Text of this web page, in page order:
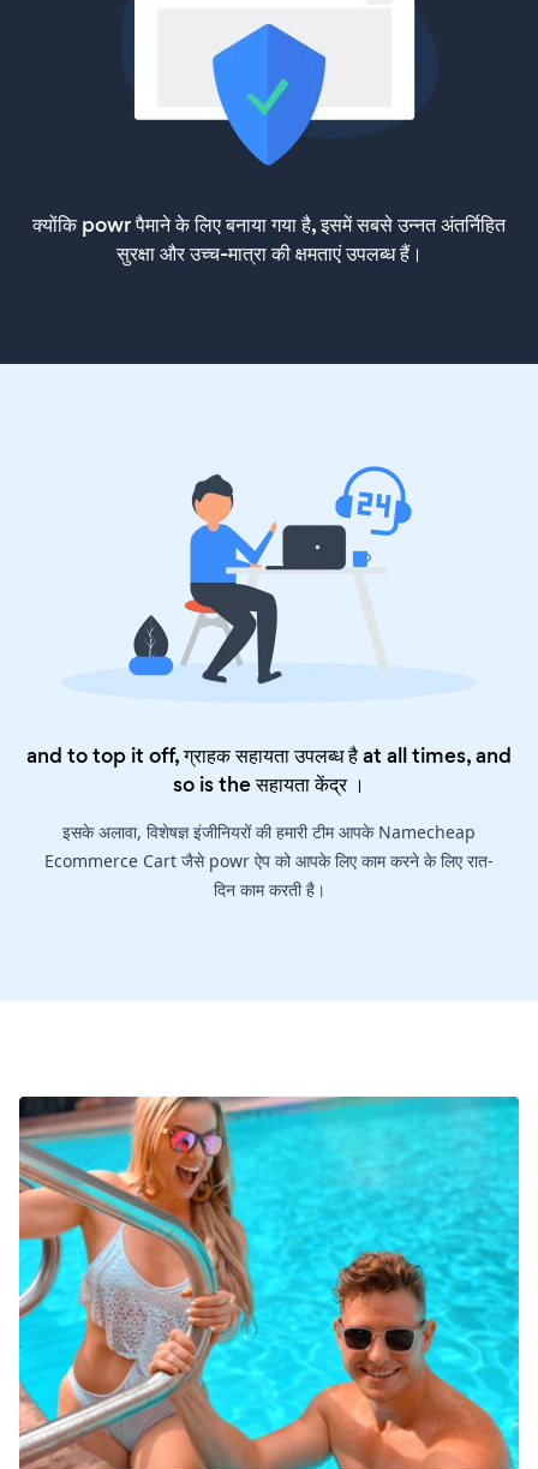
क्योंकि powr पैमाने के लिए बनाया गया है, इसमें सबसे उन्नत अंतर्निहित
सुरक्षा और उच्च-मात्रा की क्षमताएं उपलब्ध हैं।
and to top it off, ग्राहक सहायता उपलब्ध है at all times, and
so is theसहायता केंद्र।
इसके अलावा, विशेषज्ञ इंजीनियरों की हमारी टीम आपके Namecheap
Ecommerce Cart जैसे powr ऐप को आपके लिए काम करने के लिए रात-
दिन काम करती है।